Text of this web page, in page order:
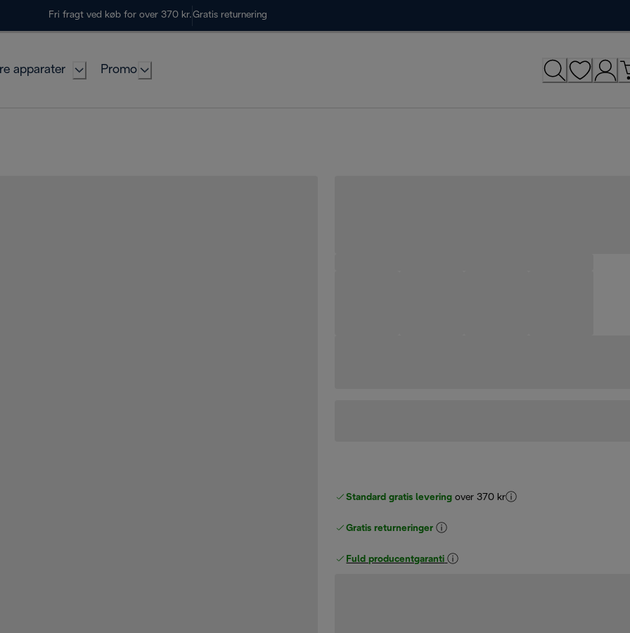
Fri fragt ved køb for over 370 kr.Gratis returnering
apparater Promo
Standard gratis levering over 370 kr
Gratis returneringer
Fuld producentgaranti